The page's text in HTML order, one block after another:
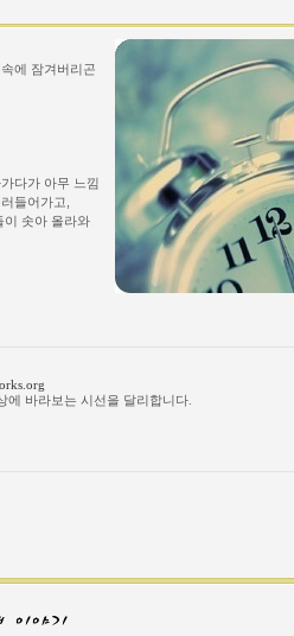
에 잠겨버리곤
다가 아무 느낌
들어가고,
이 솟아 올라와
에 바라보는 시선을 달리합니다.